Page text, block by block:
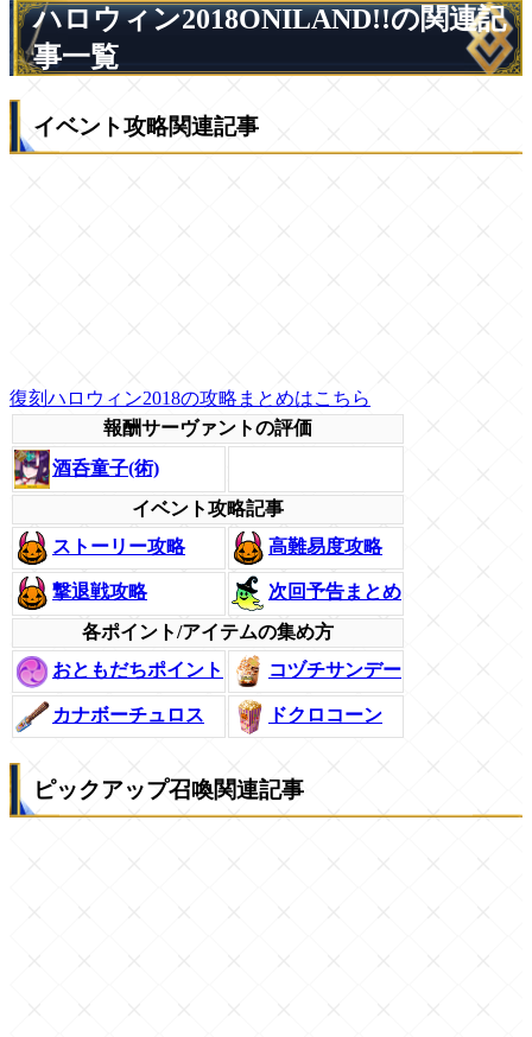
ハロウィン2018ONILAND!!の関連記
事一覧
イベント攻略関連記事
復刻ハロウィン2018の攻略まとめはこちら
報酬サーヴァントの評価
酒呑童子(術)
イベント攻略記事
ストーリー攻略
高難易度攻略
撃退戦攻略 次回予告まとめ
各ポイント/アイテムの集め方
おともだちポイント
コヅチサンデー
カナボーチュロス ドクロコーン
ピックアップ召喚関連記事